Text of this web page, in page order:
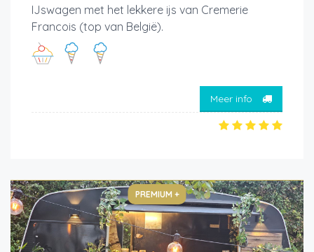
IJswagen met het lekkere ijs van Cremerie
Francois (top van België).
Meer info
PREMIUM +